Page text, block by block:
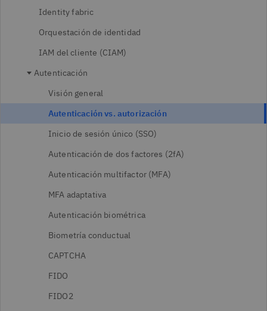
Identity fabric
Orquestación de identidad
IAM del cliente (CIAM)
Autenticación
Visión general
Autenticación vs. autorización
Inicio de sesión único (SSO)
Autenticación de dos factores (2fA)
Autenticación multifactor (MFA)
MFA adaptativa
Autenticación biométrica
Biometría conductual
CAPTCHA
FIDO
FIDO2